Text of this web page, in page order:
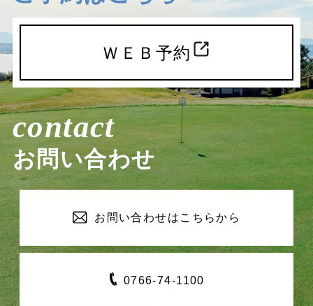
ＷＥＢ予約
contact
お問い合わせ
お問い合わせは こちらから
0766-74-1100